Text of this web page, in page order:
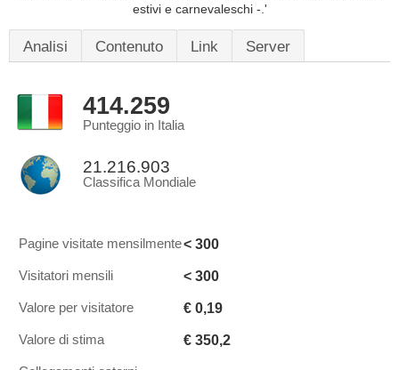
estivi e carnevaleschi -.'
Analisi Contenuto Link Server
414.259
Punteggio in Italia
21.216.903
Classifica Mondiale
Pagine visitate mensilmente< 300
Visitatori mensili < 300
Valore per visitatore € 0,19
Valore di stima € 350,2